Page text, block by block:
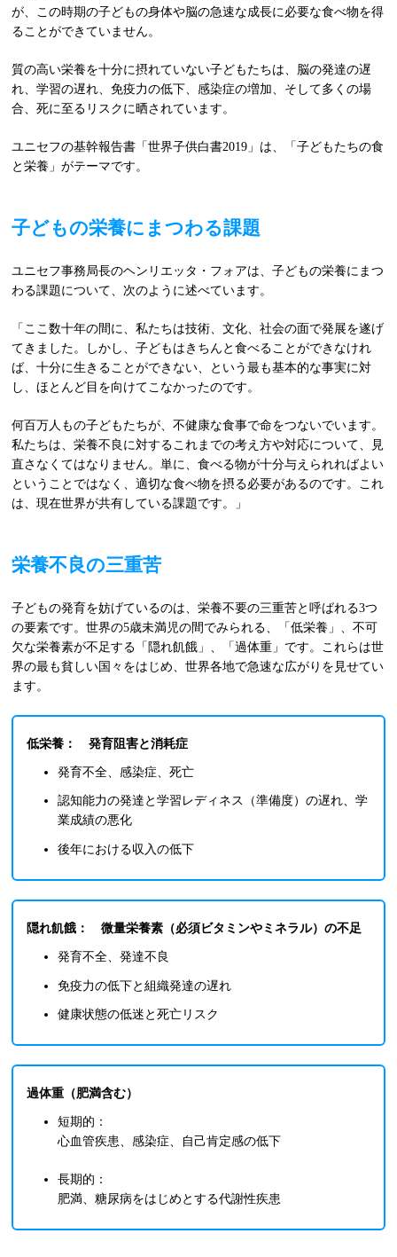
が、この時期の子どもの身体や脳の急速な成長に必要な食べ物を得
ることができていません。
質の高い栄養を十分に摂れていない子どもたちは、脳の発達の遅
れ、学習の遅れ、免疫力の低下、感染症の増加、そして多くの場
合、死に至るリスクに晒されています。
ユニセフの基幹報告書「世界子供白書2019」は、「子どもたちの食
と栄養」がテーマです。
子どもの栄養にまつわる課題
ユニセフ事務局長のヘンリエッタ・フォアは、子どもの栄養にまつ
わる課題について、次のように述べています。
「ここ数十年の間に、私たちは技術、文化、社会の面で発展を遂げ
てきました。しかし、子どもはきちんと食べることができなけれ
ば、十分に生きることができない、という最も基本的な事実に対
し、ほとんど目を向けてこなかったのです。
何百万人もの子どもたちが、不健康な食事で命をつないでいます。
私たちは、栄養不良に対するこれまでの考え方や対応について、見
直さなくてはなりません。単に、食べる物が十分与えられればよい
ということではなく、適切な食べ物を摂る必要があるのです。これ
は、現在世界が共有している課題です。」
栄養不良の三重苦
子どもの発育を妨げているのは、栄養不要の三重苦と呼ばれる3つ
の要素です。世界の5歳未満児の間でみられる、「低栄養」、不可
欠な栄養素が不足する「隠れ飢餓」、「過体重」です。これらは世
界の最も貧しい国々をはじめ、世界各地で急速な広がりを見せてい
ます。
低栄養： 発育阻害と消耗症
発育不全、感染症、死亡
認知能力の発達と学習レディネス（準備度）の遅れ、学
業成績の悪化
後年における収入の低下
隠れ飢餓： 微量栄養素（必須ビタミンやミネラル）の不足
発育不全、発達不良
免疫力の低下と組織発達の遅れ
健康状態の低迷と死亡リスク
過体重 （肥満含む）
短期的：
心血管疾患、感染症、自己肯定感の低下
長期的：
肥満、糖尿病をはじめとする代謝性疾患